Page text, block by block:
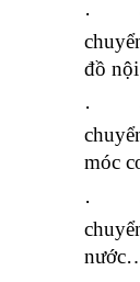
·
đồ
·
móc
·